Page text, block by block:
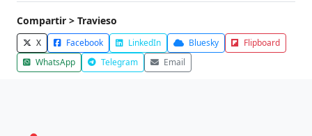
Compartir > Travieso
X Facebook LinkedIn Bluesky
Flipboard
WhatsApp
Telegram Email